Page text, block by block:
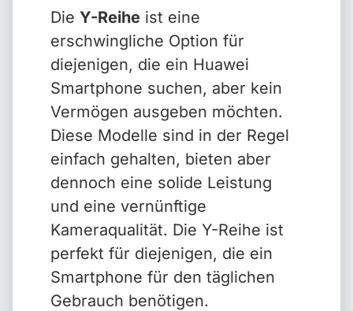
Die Y-Reihe ist eine
erschwingliche Option für
diejenigen, die ein Huawei
Smartphone suchen, aber kein
Vermögen ausgeben möchten.
Diese Modelle sind in der Regel
einfach gehalten, bieten aber
dennoch eine solide Leistung
und eine vernünftige
Kameraqualität. Die Y-Reihe ist
perfekt für diejenigen, die ein
Smartphone für den täglichen
Gebrauch benötigen.